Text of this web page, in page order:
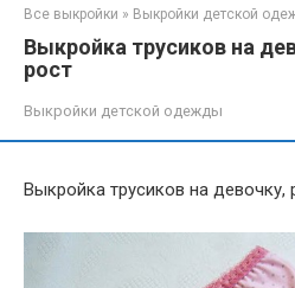
Все выкройки » Выкройки детской
Выкройка трусиков на
рост
Выкройки детской одежды
Выкройка трусиков на девочку,